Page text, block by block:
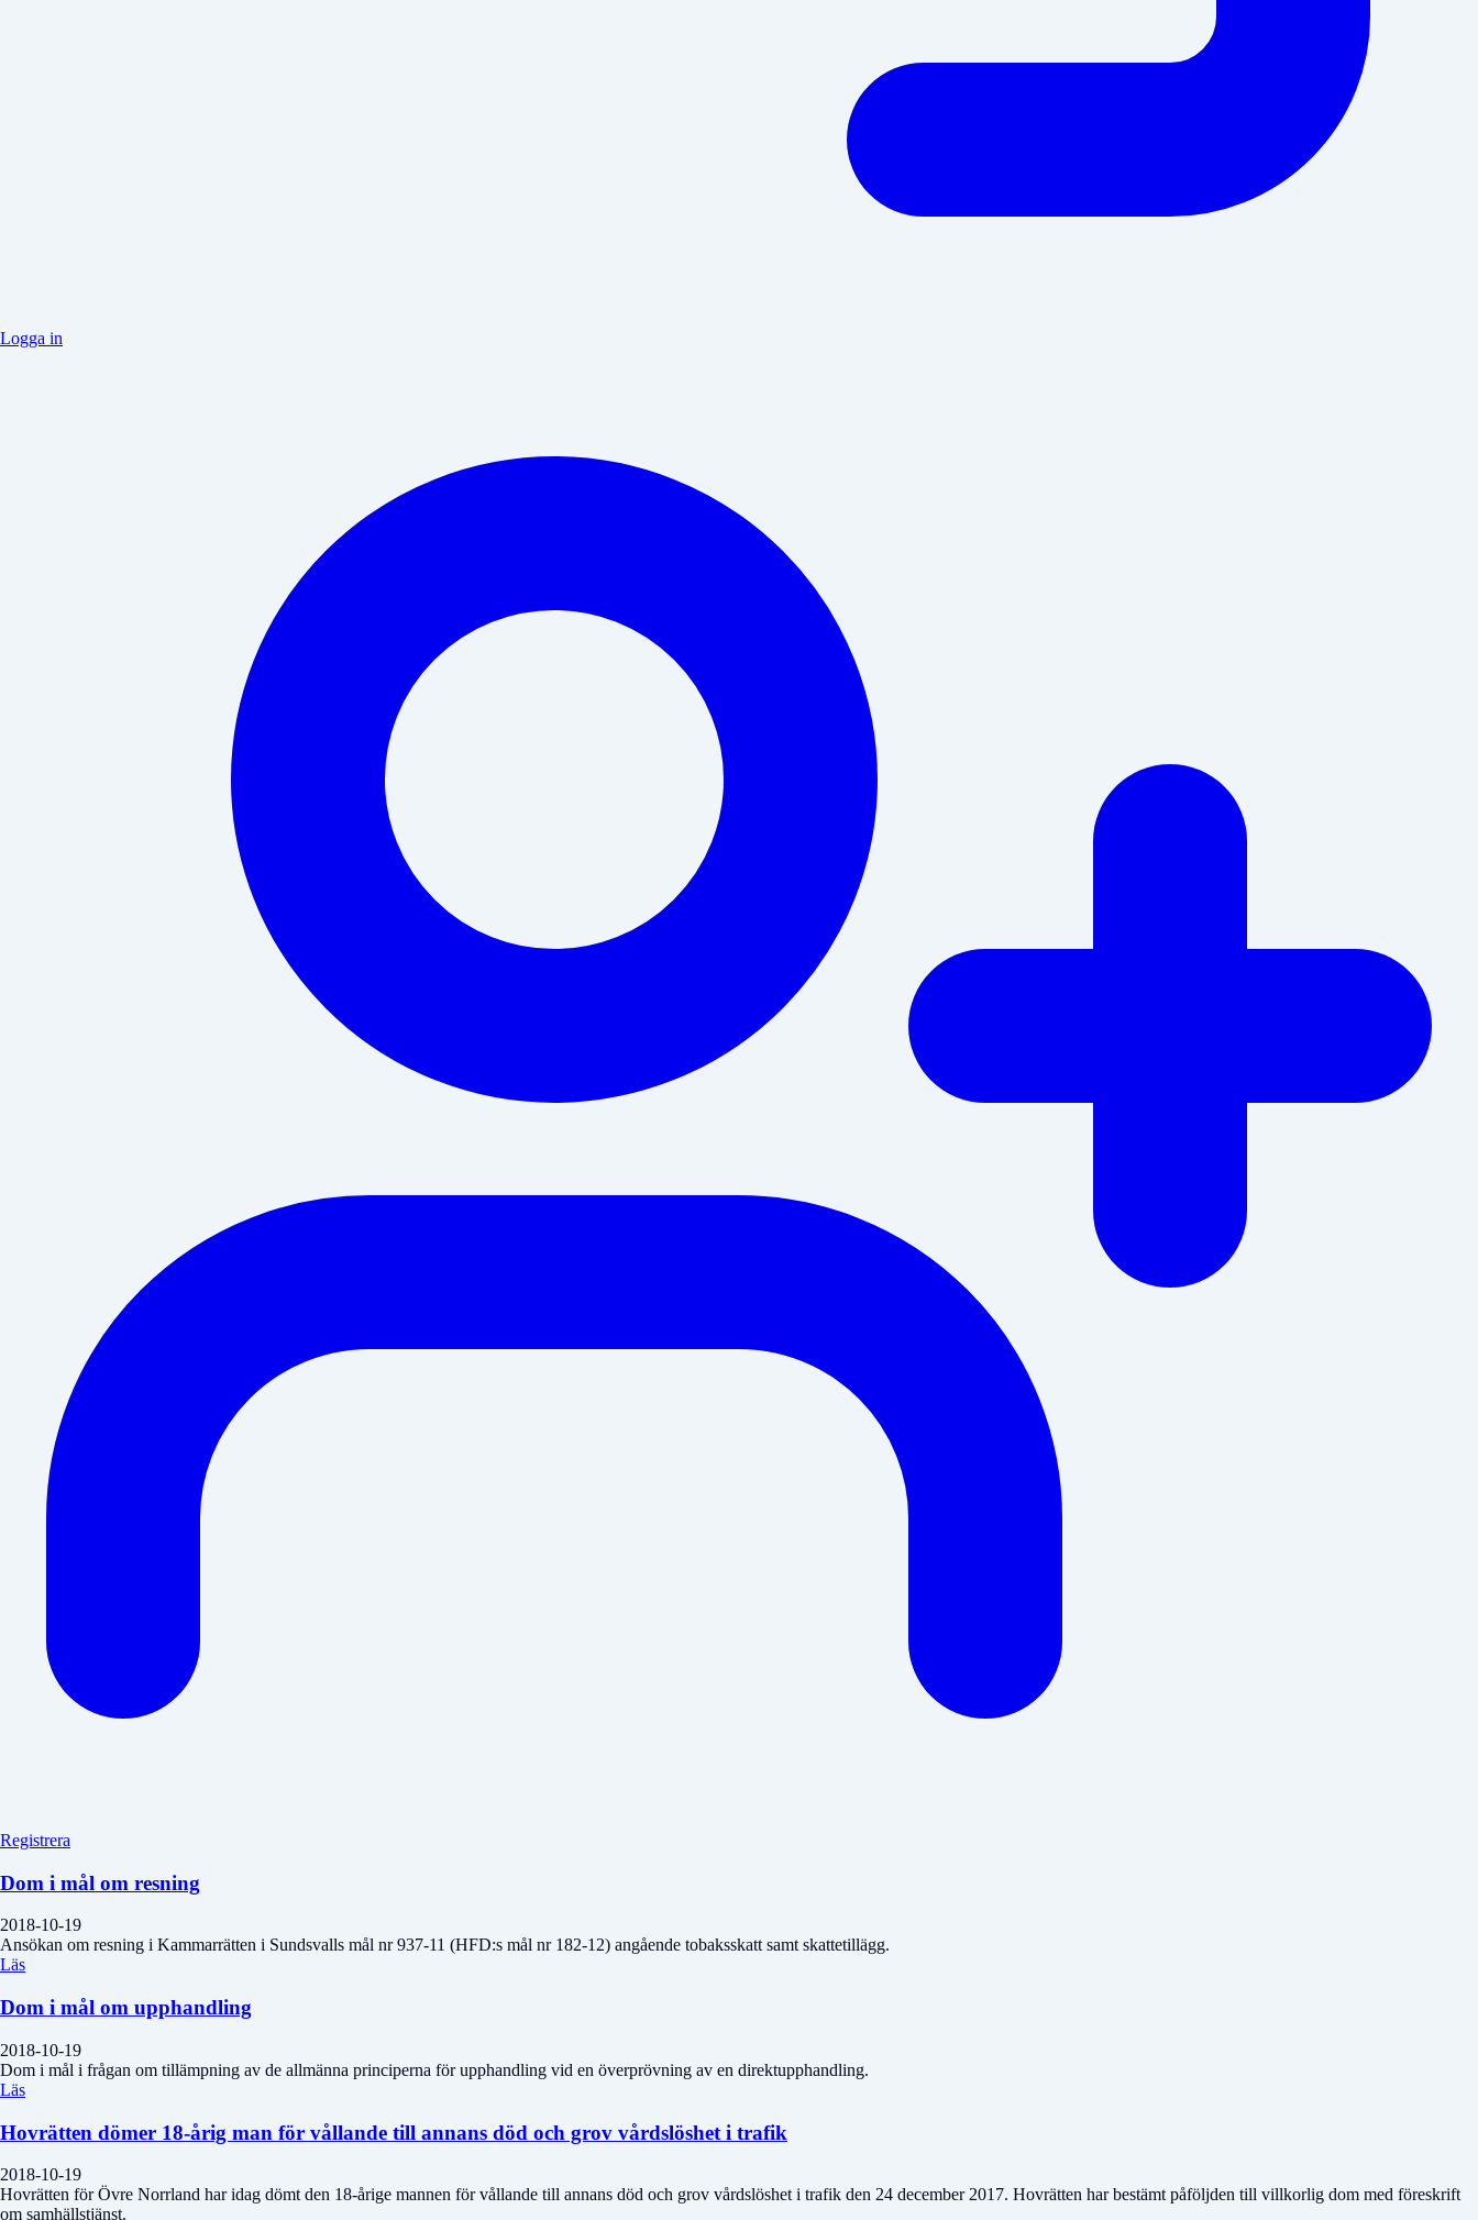
Logga in
Registrera
Dom i mål om resning
2018-10-19
Ansökan om resning i Kammarrätten i Sundsvalls mål nr 937-11 (HFD:s mål nr 182-12) angående tobaksskatt samt skattetillägg.
Läs
Dom i mål om upphandling
2018-10-19
Dom i mål i frågan om tillämpning av de allmänna principerna för upphandling vid en överprövning av en direktupphandling.
Läs
Hovrätten dömer 18-årig man för vållande till annans död och grov vårdslöshet i trafik
2018-10-19
Hovrätten för Övre Norrland har idag dömt den 18-årige mannen för vållande till annans död och grov vårdslöshet i trafik den 24 december 2017. Hovrätten har bestämt påföljden till villkorlig dom med föreskrift
om samhällstjänst.